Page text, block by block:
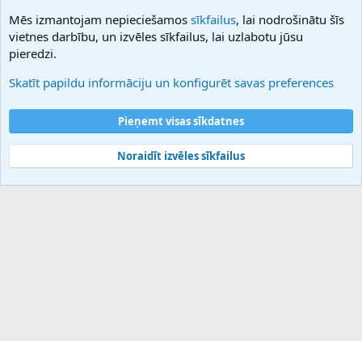
Hostmaria
Atbalsts
Palīdzība
Noteikumi un nosacījumi
Privātuma politika
Community platform by XenForo® © 2010-2025 XenForo Ltd.
Mēs izmantojam nepieciešamos sīkfailus, lai nodrošinātu šīs
vietnes darbību, un izvēles sīkfailus, lai uzlabotu jūsu
pieredzi.
Skatīt papildu informāciju un konfigurēt savas preferences
Pieņemt visas sīkdatnes
Noraidīt izvēles sīkfailus